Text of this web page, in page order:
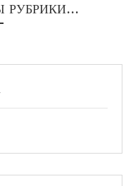
РУБРИКИ...